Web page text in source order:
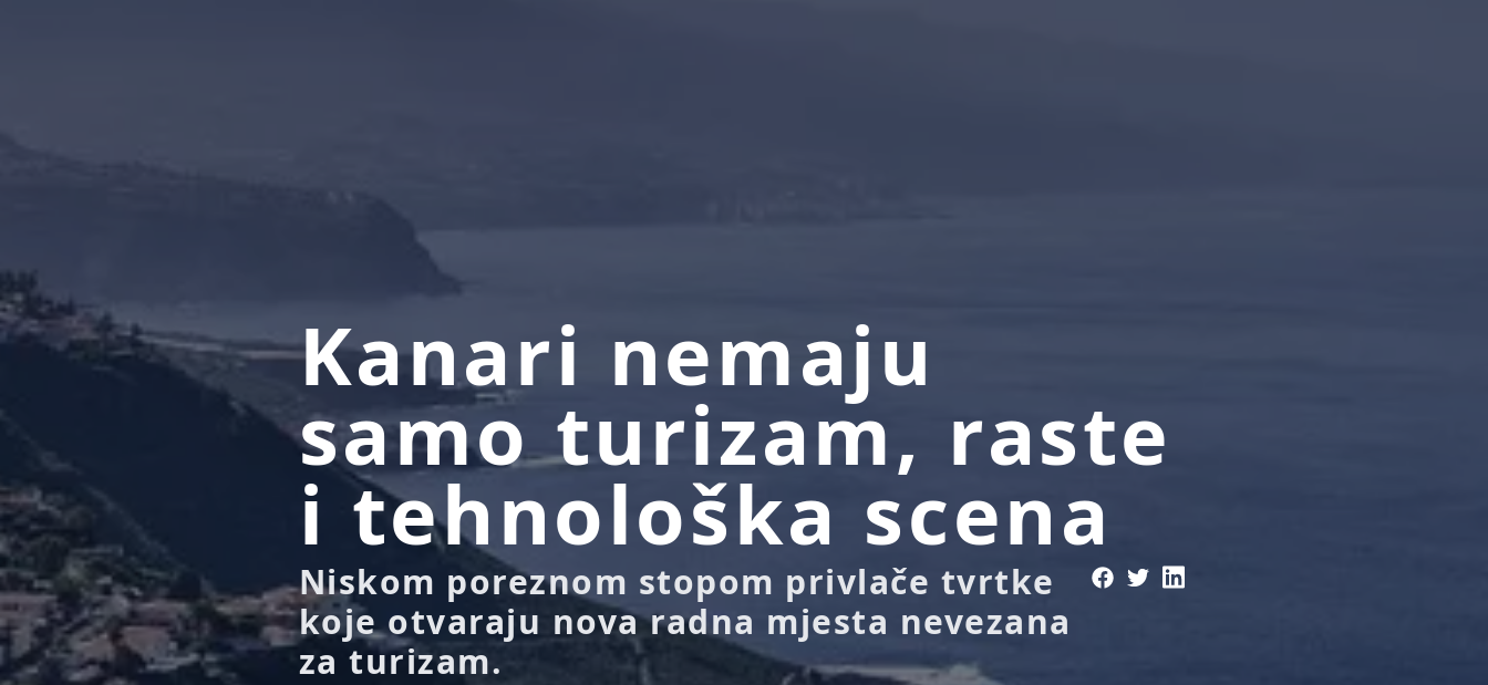
Kanari nemaju
samo turizam, raste
i tehnološka scena
Niskom poreznom stopom privlače tvrtke
koje otvaraju nova radna mjesta nevezana
za turizam.